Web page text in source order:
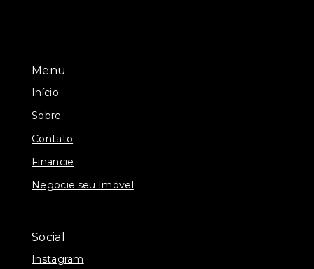
Menu
Início
Sobre
Contato
Financie
Negocie seu Imóvel
Social
Instagram